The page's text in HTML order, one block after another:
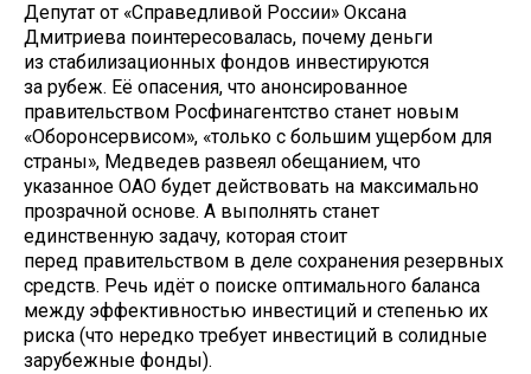
Депутат от «Справедливой России» Оксана
Дмитриева поинтересовалась, почему деньги
из стабилизационных фондов инвестируются
за рубеж. Её опасения, что анонсированное
правительством Росфинагентство станет новым
«Оборонсервисом», «только с большим ущербом для
страны», Медведев развеял обещанием, что
указанное ОАО будет действовать на максимально
прозрачной основе. А выполнять станет
единственную задачу, которая стоит
перед правительством в деле сохранения резервных
средств. Речь идёт о поиске оптимального баланса
между эффективностью инвестиций и степенью их
риска (что нередко требует инвестиций в солидные
зарубежные фонды).